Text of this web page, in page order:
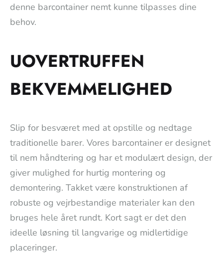
denne barcontainer nemt kunne tilpasses dine
behov.
UOVERTRUFFEN
BEKVEMMELIGHED
Slip for besværet med at opstille og nedtage
traditionelle barer. Vores barcontainer er designet
til nem håndtering og har et modulært design, der
giver mulighed for hurtig montering og
demontering. Takket være konstruktionen af
robuste og vejrbestandige materialer kan den
bruges hele året rundt. Kort sagt er det den
ideelle løsning til langvarige og midlertidige
placeringer.